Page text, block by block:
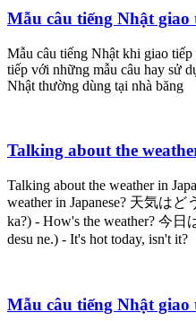
Mẫu câu tiếng Nhật giao
Mẫu câu tiếng Nhật khi giao
tiếp với những mẫu câu hay sử
Nhật thường dùng tại nhà băng
Talking about the
Talking about the weather in
weather in Japanese? 天気は
ka?) - How's the weather? 今
desu ne.) - It's hot today, isn't it?
Mẫu câu tiếng Nhật